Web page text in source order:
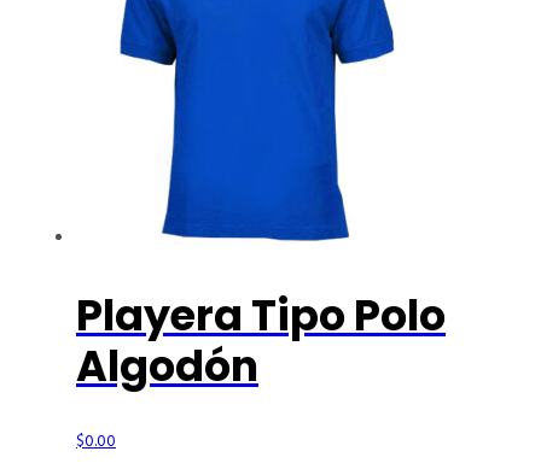
Playera Tipo Polo
Algodón
$0.00